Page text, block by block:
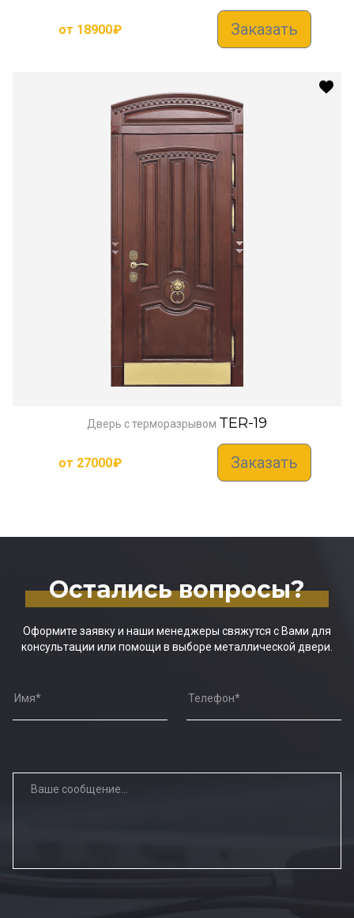
от 18900₽ Заказать
Дверь с терморазрывом TER-19
от 27000₽ Заказать
Остались вопросы?
Оформите заявку и наши менеджеры свяжутся с Вами для
консультации или помощи в выборе металлической двери.